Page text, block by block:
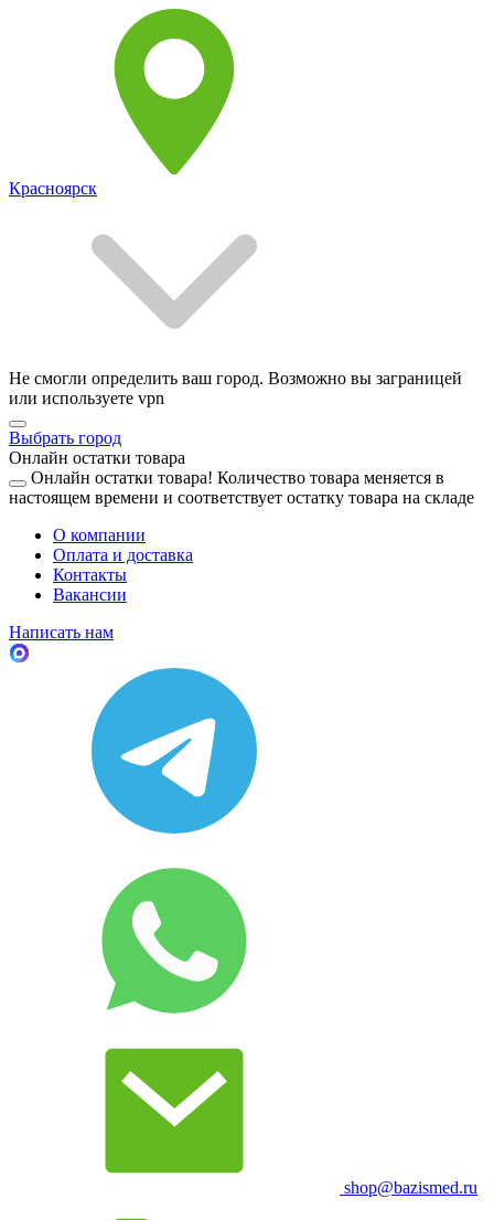
Красноярск
Не смогли определить ваш город. Возможно вы заграницей
или используете vpn
Выбрать город
Онлайн остатки товара
Онлайн остатки товара! Количество товара меняется в
настоящем времени и соответствует остатку товара на складе
О компании
Оплата и доставка
Контакты
Вакансии
Написать нам
shop@bazismed.ru